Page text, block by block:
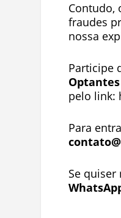
Contudo,
fraudes
nossa
Participe
pelo link:
Para
Se